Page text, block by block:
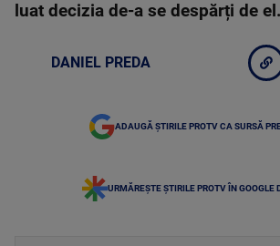
luat decizia de-a se despărți de el.
DANIEL PREDA
ADAUGĂ ȘTIRILE PROTV CA SURSĂ
URMĂREȘTE ȘTIRILE PROTV ÎN GOOGLE